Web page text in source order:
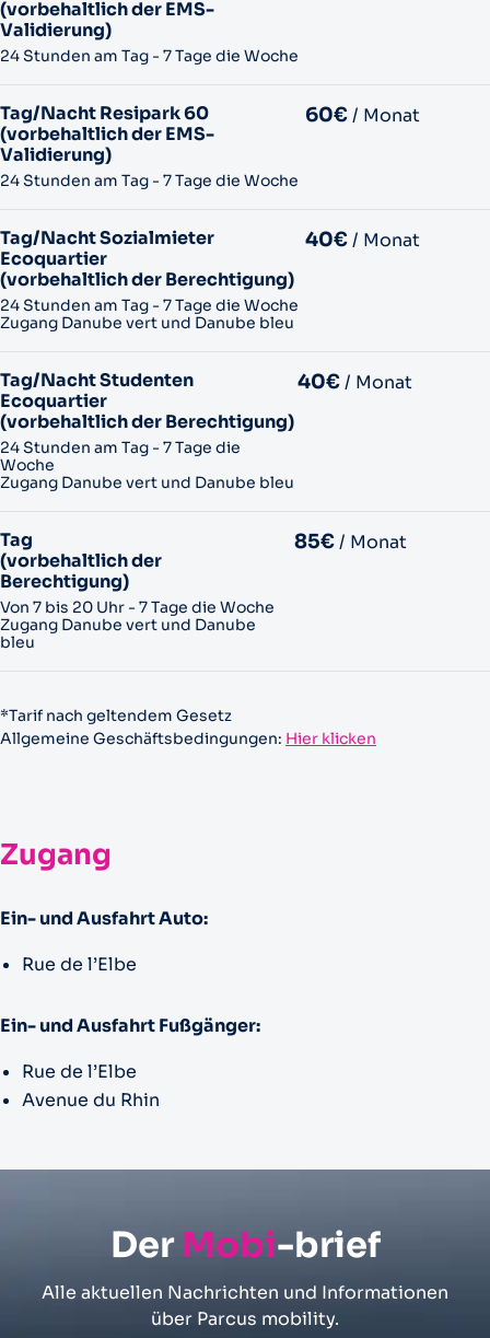
(vorbehaltlich der EMS-
Validierung)
24 Stunden am Tag - 7 Tage die Woche
Tag/Nacht Resipark 60
(vorbehaltlich der EMS-
Validierung)
24 Stunden am Tag - 7 Tage die Woche
60€ / Monat
Tag/Nacht Sozialmieter
Ecoquartier
(vorbehaltlich der Berechtigung)
24 Stunden am Tag - 7 Tage die Woche
Zugang Danube vert und Danube bleu
40€ / Monat
Tag/Nacht Studenten
Ecoquartier
(vorbehaltlich der Berechtigung)
24 Stunden am Tag - 7 Tage die
Woche
Zugang Danube vert und Danube bleu
40€ / Monat
Tag
(vorbehaltlich der
Berechtigung)
Von 7 bis 20 Uhr - 7 Tage die Woche
Zugang Danube vert und Danube
bleu
85€/ Monat
*Tarif nach geltendem Gesetz
Allgemeine Geschäftsbedingungen: Hier klicken
Zugang
Ein- und Ausfahrt Auto:
Rue de l’Elbe
Ein- und Ausfahrt Fußgänger:
Rue de l’Elbe
Avenue du Rhin
Der Mobi-brief
Alle aktuellen Nachrichten und Informationen
über Parcus mobility.